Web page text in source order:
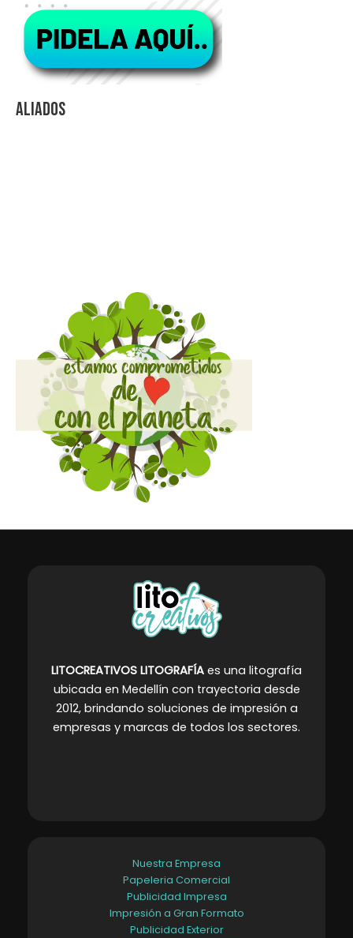
Aliados
LITOCREATIVOS LITOGRAFÍA es una litografía
ubicada en Medellín con trayectoria desde
2012, brindando soluciones de impresión a
empresas y marcas de todos los sectores.
Nuestra Empresa
Papeleria Comercial
Publicidad Impresa
Impresión a Gran Formato
Publicidad Exterior